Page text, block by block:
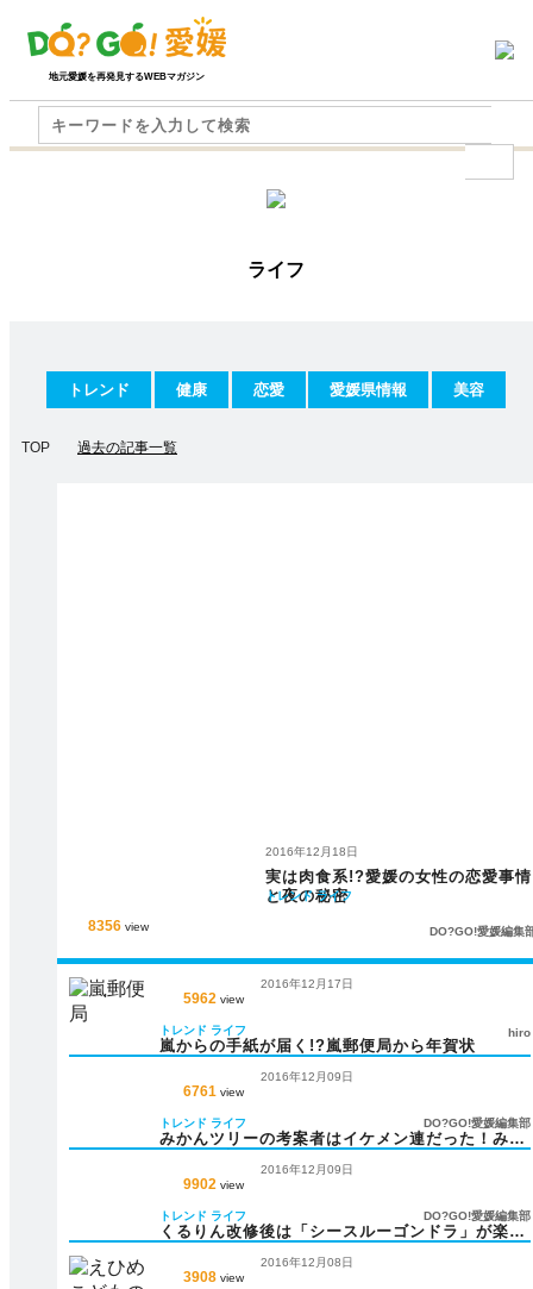
地元愛媛を再発見するWEBマガジン
ライフ
トレンド 健康 恋愛 愛媛県情報 美容
TOP 過去の記事一覧
8356 view
2016年12月18日
実は肉食系!?愛媛の女性の恋愛事情
と夜の秘密
トレンド ライフ
DO?GO!愛媛編集
5962 view
2016年12月17日
嵐からの手紙が届く!?嵐郵便局から年賀状
トレンド ライフ hiro
6761 view
2016年12月09日
みかんツリーの考案者はイケメン連だった！みか
トレンド ライフ DO?GO!愛媛編集部
9902 view
2016年12月09日
くるりん改修後は「シースルーゴンドラ」が楽し
トレンド ライフ DO?GO!愛媛編集部
3908 view
2016年12月08日